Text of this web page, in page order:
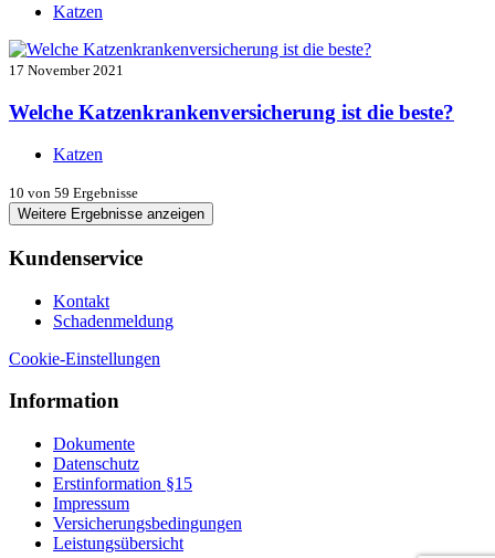
Katzen
17 November 2021
Welche Katzenkrankenversicherung ist die beste?
Katzen
10 von 59 Ergebnisse
Weitere Ergebnisse anzeigen
Kundenservice
Kontakt
Schadenmeldung
Cookie-Einstellungen
Information
Dokumente
Datenschutz
Erstinformation §15
Impressum
Versicherungsbedingungen
Leistungsübersicht